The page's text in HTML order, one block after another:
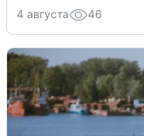
4 августа 46